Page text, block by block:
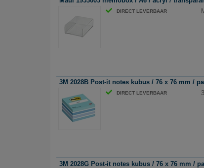
DIRECT LEVERBAAR
3M 2028B Post-it notes kubus / 76 x 76 mm /
DIRECT LEVERBAAR
3M 2028G Post-it notes kubus / 76 x 76 mm /